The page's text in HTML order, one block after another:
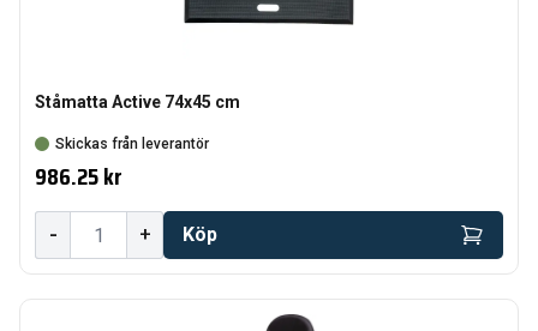
Ståmatta Active 74x45 cm
Skickas från leverantör
986.25 kr
- + Köp